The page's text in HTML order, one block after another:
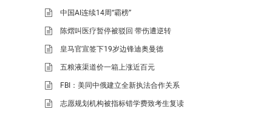
中国AI连续14周“霸榜”
陈熠叫医疗暂停被驳回 带伤遭逆转
皇马官宣签下19岁边锋迪奥曼德
五粮液渠道价一箱上涨近百元
FBI：美同中俄建立全新执法合作关系
志愿规划机构被指标错学费致考生复读